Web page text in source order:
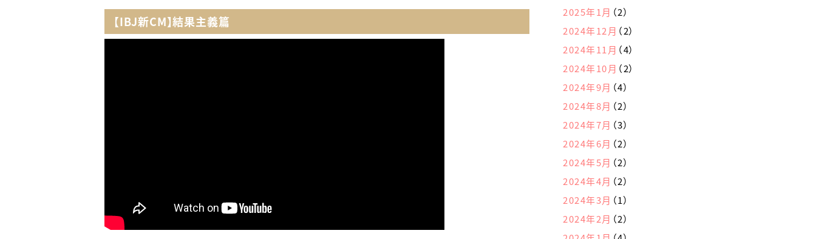
【IBJ新CM】結果主義篇
2025年1月 （2）
2024年12月 （2）
2024年11月 （4）
2024年10月 （2）
2024年9月 （4）
2024年8月 （2）
2024年7月 （3）
2024年6月 （2）
2024年5月 （2）
2024年4月 （2）
2024年3月 （1）
2024年2月 （2）